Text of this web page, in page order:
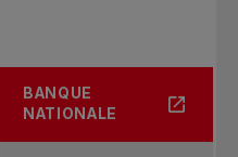
BANQUE
NATIONALE